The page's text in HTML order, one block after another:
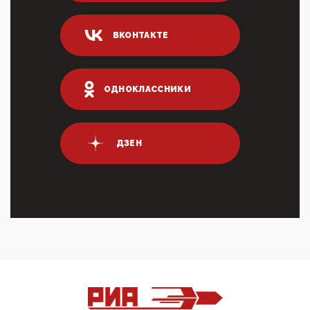
04:47, 10 Апреля 2026
ИНН для переводов по СБП это первый шаг из
логических двухЗаполнение ИНН при любых
переводах по ...
03:35, 10 Апреля 2026
Суммарное вознаграждение менеджменту в 15
крупных банках по итогам 2025 года превысило 63
03:01, 10 Апреля 2026
Террорист и убийца Буданов вальяжно сообщил,
что союзники просили Киев не наносить удары по
входМошенники активно пользуются аккаунтами на
Госуслугах уме...
ВКОНТАКТЕ
ОДНОКЛАССНИКИ
ДЗЕН